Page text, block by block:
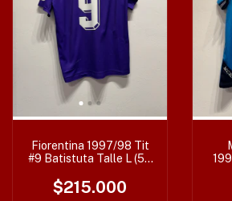
Fiorentina 1997/98 Tit
#9 Batistuta Talle L (55
$215.000